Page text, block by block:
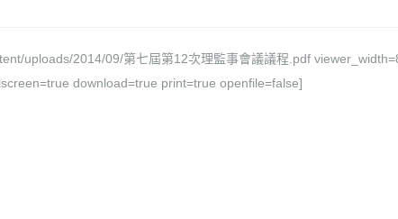
uploads/2014/09/第七屆第12次理監事會議議程.pdf
download=true print=true openfile=false]